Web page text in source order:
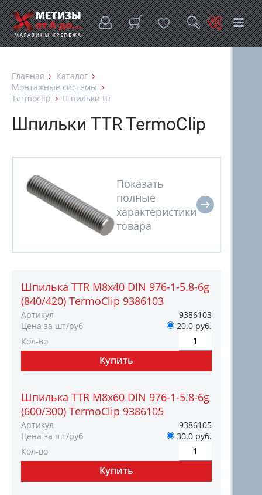
Главная
Каталог
Монтажные системы
Termoclip
Шпильки ttr
Шпильки TTR TermoClip
Шпилька TTR М8х40 DIN 976-1-5.8-6g
(840/420) TermoClip 9386103
Артикул
9386103
Цена за шт/руб
20.0 руб.
Кол-во
Шпилька TTR М8х60 DIN 976-1-5.8-6g
(600/300) TermoClip 9386105
Артикул
9386105
Цена за шт/руб
30.0 руб.
Кол-во